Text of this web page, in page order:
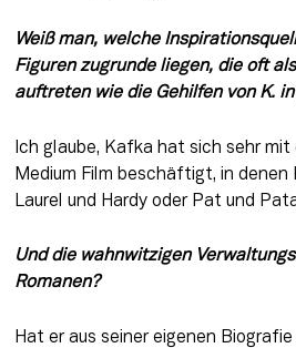
Weiß man, welche
Figuren zugrunde liegen, die oft
auftreten wie die Gehilfen von K. in
Ich glaube, Kafka hat sich sehr mit
Medium Film beschäftigt, in denen
Laurel und Hardy oder Pat und
Und die wahnwitzigen
Romanen?
Hat er aus seiner eigenen